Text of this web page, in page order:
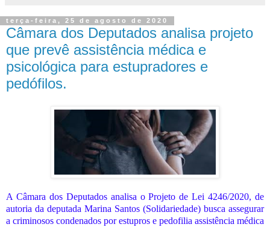
terça-feira, 25 de agosto de 2020
Câmara dos Deputados analisa projeto
que prevê assistência médica e
psicológica para estupradores e
pedófilos.
A Câmara dos Deputados analisa o Projeto de Lei 4246/2020, de
autoria da deputada Marina Santos (Solidariedade) busca assegurar
a criminosos condenados por estupros e pedofilia assistência médica